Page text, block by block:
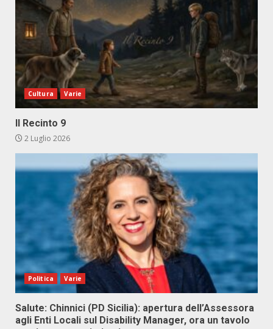
Cultura Varie
Il Recinto 9
2 Luglio 2026
Politica Varie
Salute: Chinnici (PD Sicilia): apertura dell’Assessora
agli Enti Locali sul Disability Manager, ora un tavolo